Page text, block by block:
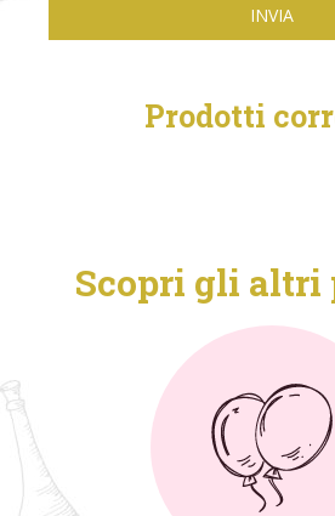
Prodotti
Scopri gli altri